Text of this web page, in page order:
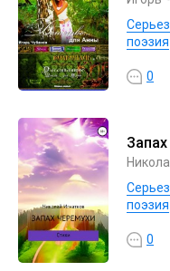
поэзия
0
поэзия
0